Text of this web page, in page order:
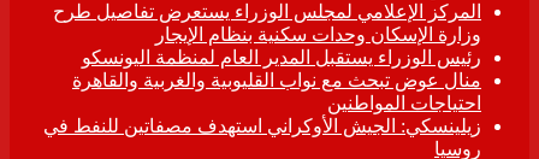
المركز الإعلامي لمجلس الوزراء يستعرض تفاصيل طرح
وزارة الإسكان وحدات سكنية بنظام الإيجار
رئيس الوزراء يستقبل المدير العام لمنظمة اليونسكو
منال عوض تبحث مع نواب القليوبية والغربية والقاهرة
احتياجات المواطنين
زيلينسكي: الجيش الأوكراني استهدف مصفاتين للنفط في
روسيا